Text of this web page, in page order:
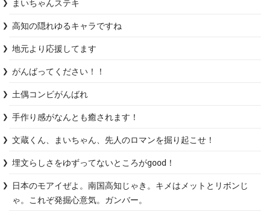
まいちゃんステキ
高知の隠れゆるキャラですね
地元より応援してます
がんばってください！！
土偶コンビがんばれ
手作り感がなんとも癒されます！
文蔵くん、まいちゃん、先人のロマンを掘り起こせ！
埋文らしさをゆずってないところがgood！
日本のモアイぜよ。南国高知じゃき。キメはメットとリボンじ
ゃ。これぞ発掘心意気。ガンバー。